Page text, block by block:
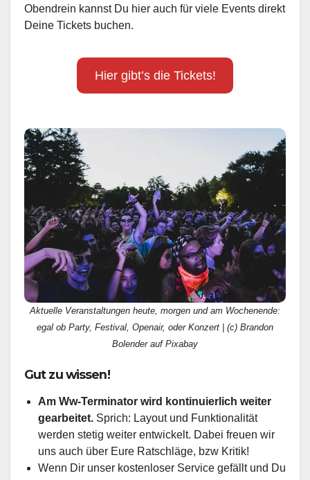
Obendrein kannst Du hier auch für viele Events direkt
Deine Tickets buchen.
Hier gibt’s die Tickets!
Aktuelle Veranstaltungen heute, morgen und am Wochenende:
egal ob Party, Festival, Openair, oder Konzert | (c) Brandon
Bolender auf Pixabay
Gut zu wissen!
Am Ww-Terminator wird kontinuierlich weiter
gearbeitet. Sprich: Layout und Funktionalität
werden stetig weiter entwickelt. Dabei freuen wir
uns auch über Eure Ratschläge, bzw Kritik!
Wenn Dir unser kostenloser Service gefällt und Du